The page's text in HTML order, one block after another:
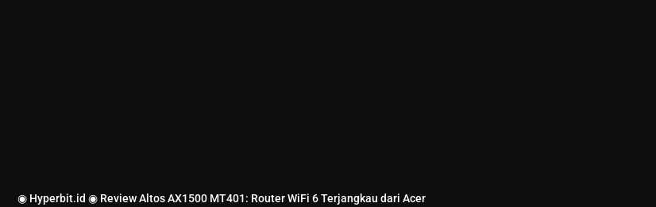
◉ Hyperbit.id ◉ Review Altos AX1500 MT401: Router WiFi 6 Terjangkau dari Acer